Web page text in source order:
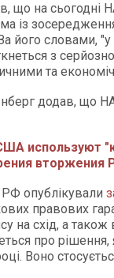
що на сьогодні
із
його словами, "у
з
та
додав, що
используют
вторжения
опублікували
правових
на схід, а також
про рішення,
Воно